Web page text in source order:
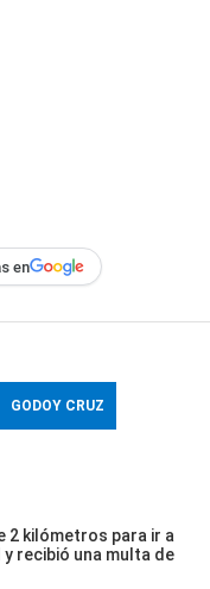
en
GODOY CRUZ
2 kilómetros para ir a
recibió una multa de